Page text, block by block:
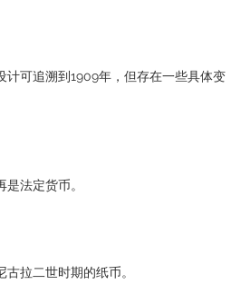
可追溯到1909年，但存在一些具体变
法定货币。
拉二世时期的纸币。